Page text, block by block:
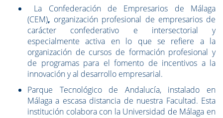
La Confederación de Empresarios de Málaga
(CEM), organización profesional de empresarios de
carácter confederativo e intersectorial y
especialmente activa en lo que se refiere a la
organización de cursos de formación profesional y
de programas para el fomento de incentivos a la
innovación y al desarrollo empresarial.
Parque Tecnológico de Andalucía, instalado en
Málaga a escasa distancia de nuestra Facultad. Esta
institución colabora con la Universidad de Málaga en